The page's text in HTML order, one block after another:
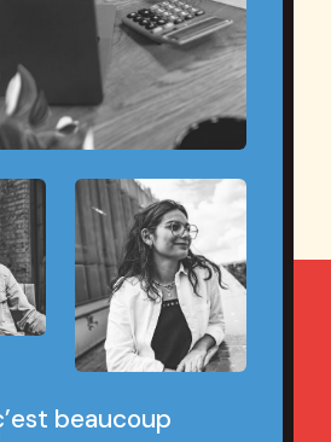
beaucoup